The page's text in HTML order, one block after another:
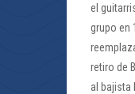
el
grupo en
retiro de
al bajista